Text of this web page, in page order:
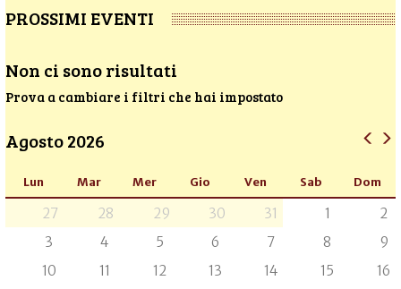
PROSSIMI EVENTI
Non ci sono risultati
Prova a cambiare i filtri che hai impostato
Agosto 2026
Lun Mar Mer Gio Ven Sab Dom
27 28 29 30 31 1
2
3
4 5 6 7 8
9
10
11 12 13 14 15
16